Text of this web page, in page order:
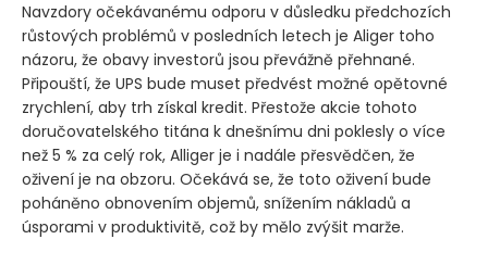
Navzdory očekávanému odporu v důsledku předchozích
růstových problémů v posledních letech je Aliger toho
názoru, že obavy investorů jsou převážně přehnané.
Připouští, že UPS bude muset předvést možné opětovné
zrychlení, aby trh získal kredit. Přestože akcie tohoto
doručovatelského titána k dnešnímu dni poklesly o více
než 5 % za celý rok, Alliger je i nadále přesvědčen, že
oživení je na obzoru. Očekává se, že toto oživení bude
poháněno obnovením objemů, snížením nákladů a
úsporami v produktivitě, což by mělo zvýšit marže.